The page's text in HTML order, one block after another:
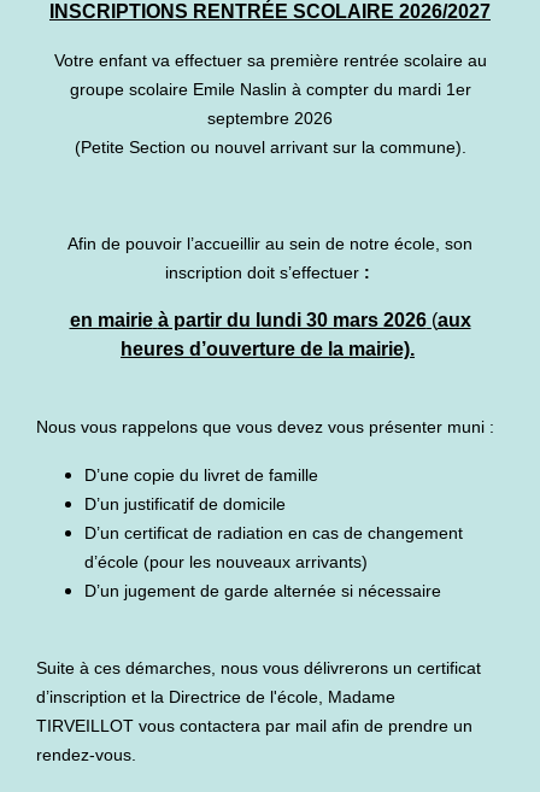
INSCRIPTIONS RENTRÉE SCOLAIRE 2026/2027
Votre enfant va effectuer sa première rentrée scolaire au
groupe scolaire Emile Naslin à compter du mardi 1er
septembre 2026
(Petite Section ou nouvel arrivant sur la commune).
Afin de pouvoir l’accueillir au sein de notre école, son
inscription doit s’effectuer :
en mairie à partir du lundi 30 mars 2026(aux
heures d’ouverture de la mairie).
Nous vous rappelons que vous devez vous présenter muni :
D’une copie du livret de famille
D’un justificatif de domicile
D’un certificat de radiation en cas de changement
d’école (pour les nouveaux arrivants)
D’un jugement de garde alternée si nécessaire
Suite à ces démarches, nous vous délivrerons un certificat
d’inscription et la Directrice de l'école, Madame
TIRVEILLOT vous contactera par mail afin de prendre un
rendez-vous.